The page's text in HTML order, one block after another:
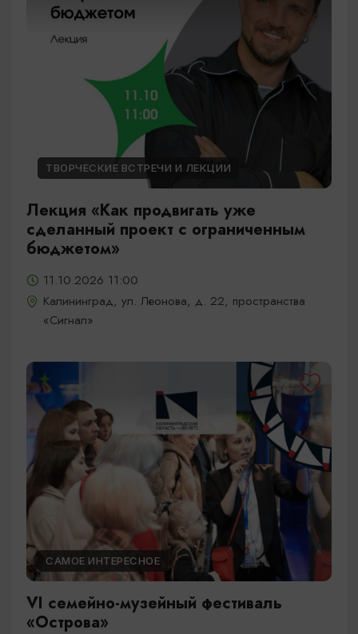
ТВОРЧЕСКИЕ ВСТРЕЧИ И ЛЕКЦИИ
Лекция «Как продвигать уже
сделанный проект с ограниченным
бюджетом»
11.10.2026 11:00
Калининград, ул. Леонова, д. 22, пространства
«Сигнал»
САМОЕ ИНТЕРЕСНОЕ
VI семейно-музейный фестиваль
«Острова»